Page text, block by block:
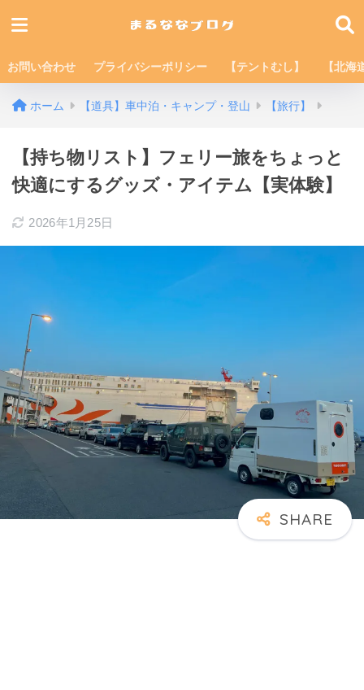
お問い合わせ プライバシーポリシー 【テントむし】 【北海
ホーム 【道具】車中泊・キャンプ・登山 【旅行】
【持ち物リスト】フェリー旅をちょっと
快適にするグッズ・アイテム【実体験】
2026年1月25日